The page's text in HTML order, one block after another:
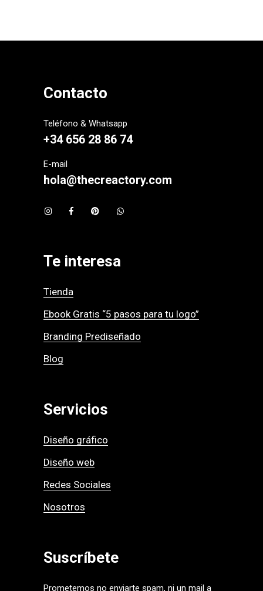
Contacto
Teléfono & Whatsapp
+34 656 28 86 74
E-mail
hola@thecreactory.com
Te interesa
Tienda
Ebook Gratis “5 pasos para tu logo”
Branding Prediseñado
Blog
Servicios
Diseño gráfico
Diseño web
Redes Sociales
Nosotros
Suscríbete
Prometemos no enviarte spam, ni un mail a